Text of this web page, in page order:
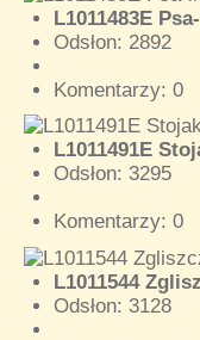
L1011483E
Odsłon: 2892
Komentarzy: 0
L1011491E
Odsłon: 3295
Komentarzy: 0
L1011544
Odsłon: 3128